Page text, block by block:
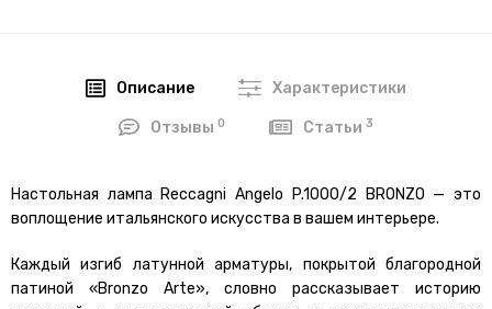
Описание Характеристики
Отзывы 0 Статьи 3
Настольная лампа Reccagni Angelo P.1000/2 BRONZO — это
воплощение итальянского искусства в вашем интерьере.
Каждый изгиб латунной арматуры, покрытой благородной
патиной «Bronzo Arte», словно рассказывает историю